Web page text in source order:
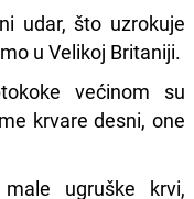
udar, što uzrokuje
u Velikoj Britaniji.
većinom su
krvare desni, one
ugruške krvi,